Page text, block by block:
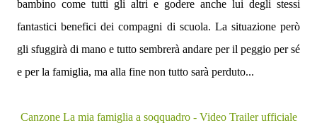
bambino come tutti gli altri e godere anche lui degli stessi
fantastici benefici dei compagni di scuola. La situazione però
gli sfuggirà di mano e tutto sembrerà andare per il peggio per sé
e per la famiglia, ma alla fine non tutto sarà perduto...
Canzone La mia famiglia a soqquadro - Video Trailer ufficiale